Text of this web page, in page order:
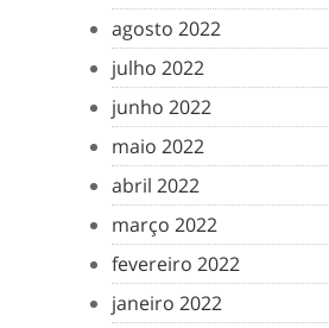
agosto 2022
julho 2022
junho 2022
maio 2022
abril 2022
março 2022
fevereiro 2022
janeiro 2022